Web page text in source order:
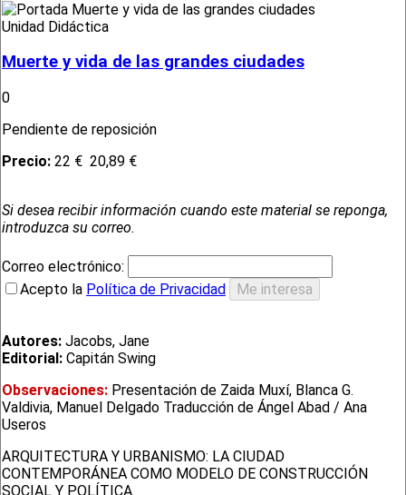
Unidad Didáctica
Muerte y vida de las grandes ciudades
0
Pendiente de reposición
Precio: 22 € 20,89 €
Si desea recibir información cuando este material se reponga,
introduzca su correo.
Correo electrónico:
Acepto la Política de Privacidad
Autores: Jacobs, Jane
Editorial: Capitán Swing
Observaciones: Presentación de Zaida Muxí, Blanca G.
Valdivia, Manuel Delgado Traducción de Ángel Abad / Ana
Useros
ARQUITECTURA Y URBANISMO: LA CIUDAD
CONTEMPORÁNEA COMO MODELO DE CONSTRUCCIÓN
SOCIAL Y POLÍTICA